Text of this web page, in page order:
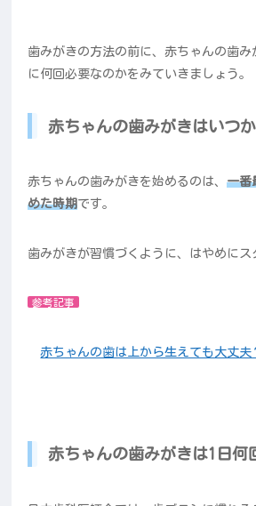
歯みがきの方法の前に、赤ちゃんの歯み
に何回必要なのかをみていきましょう。
赤ちゃんの歯みがきはいつ
赤ちゃんの歯みがきを始めるのは、一番
めた時期です。
歯みがきが習慣づくように、はやめにス
参考記事
赤ちゃんの歯は上から生えても大丈夫
赤ちゃんの歯みがきは1日何